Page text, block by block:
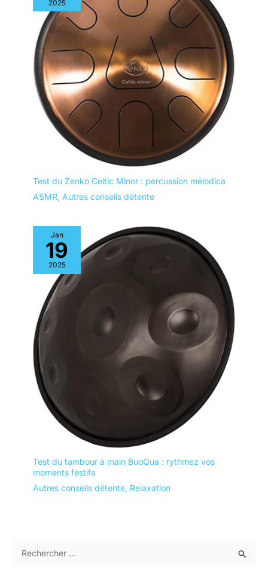
rapidement l'humidité
de votre pièce. La
brume atteint jusqu'à
100 cm de hauteur
sans mouiller les
surfaces. Il est
équipé de buses
rotatives doubles à
360°, s'adaptant
parfaitement à vos
besoins spécifiques.
2025
Test du Zenko Celtic Minor : percussion mélodica
ASMR, Autres conseils détente
Jan
19
2025
Test du tambour à main BuoQua : rythmez vos
moments festifs
Autres conseils détente, Relaxation